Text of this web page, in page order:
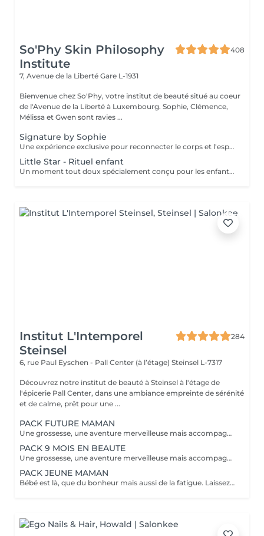
So'Phy Skin Philosophy
Institute
408
7, Avenue de la Liberté Gare L-1931
Bienvenue chez So'Phy, votre institut de beauté situé au coeur
de l'Avenue de la Liberté à Luxembourg. Sophie, Clémence,
Mélissa et Gwen sont ravies ...
Signature by Sophie
Une expérience exclusive pour reconnecter le corps et l'esprit. Ce soin signature débute par un bain de pieds chaud et délassant, invitant le corps à ralentir et à relâcher les premières tensions. Il se poursuit par un massage du dos profondément relaxant, conçu pour libérer les tensions musculaires, apaiser le système nerveux et installer un véritable lâcher-prise. L'expérience continue avec un soin du visage entièrement personnalisé, adapté aux besoins spécifiques de votre peau, afin de la nettoyer, l'hydrater et lui redonner confort et éclat. Au coeur de ce rituel se trouve le massage signature de Sophie, le KobiLift® : une gestuelle précise et enveloppante qui stimule, draine et raffermit la peau tout en illuminant le teint. Au-delà des résultats visibles, ce soin procure une profonde sensation d'équilibre, de légèreté et de renouveau. Un moment suspendu, où le temps ralentit, l'esprit s'apaise et le corps se sent pleinement pris en charge. Idéal pour celles et ceux qui recherchent une relaxation profonde, une peau lumineuse et une véritable parenthèse de reconnexion.
Little Star - Rituel enfant
Un moment tout doux spécialement conçu pour les enfants, afin de leur faire découvrir le plaisir de prendre soin d'eux dans un cadre rassurant et bienveillant. Vous choisissez la durée du soin (60 ou 90 minutes), et nous créons un rituel adapté à leur âge, à leurs envies et à leur sensibilité. L'expérience peut inclure différents soins tels qu'un mini soin du visage, un massage relaxant, une mini manucure ou pédicure, avec possibilité de pose de vernis. Chaque séance est pensée comme un moment ludique et apaisant, pour initier les plus jeunes au bien-être tout en douceur. Un instant de détente idéal pour leur offrir une première expérience en institut, dans le respect de leur rythme et de leurs besoins.
Institut L'Intemporel
Steinsel
284
6, rue Paul Eyschen - Pall Center (à l’étage) Steinsel L-7317
Découvrez notre institut de beauté à Steinsel à l'étage de
l'épicerie Pall Center, dans une ambiance empreinte de sérénité
et de calme, prêt pour une ...
PACK FUTURE MAMAN
Une grossesse, une aventure merveilleuse mais accompagnée bien souvent de fatigue, jambes lourdes, teint brouillé, morale up and down, alors pour vous soulager, nous avons créé nos packs. A commencer au second trimestre 6 massages prénatals ( à raison d'un /mois) 1 soin visage Bulle de douceur/ purifiant ou hydratant intense selon votre type de peau. ( avant l'arrivée de bébé et la maternité) 2 beautés des pieds, car à moins d'être une acrobate en fin de parcours nos pieds sont loin ;-) 1 crème spécial vergeture Clarins et 1 protection UV 50 pour éviter les tâches pigmentaires. Prix spécial de 920€ à la place de 1135€. A offrir ou à s'offrir.
PACK 9 MOIS EN BEAUTE
Une grossesse, une aventure merveilleuse mais accompagnée bien souvent de fatigue, jambes lourdes, teint brouillé, morale up and down, alors pour vous soulager, nous avons créé nos packs. A commencer au second trimestre 12 massages prénatal ( à raison de 2 /mois) 4 soins visage Bulle de douceur/ purifiant ou hydratant intense selon votre type de peau. ( à étaler selon vos envies ou toutes 6 semaines ) 3 beautés des pieds, car à moins d'être une acrobate en fin de parcours nos pieds sont loin ;-) 1 crème spécial vergetures Clarins, 1 huile tonic Clarins et 1 protection UV 50 Clarins pour éviter les tâches pigmentaires. Prix spécial de 1899€ à la place de 2415€. A offrir ou à s'offrir.
PACK JEUNE MAMAN
Bébé est là, que du bonheur mais aussi de la fatigue. Laissez papa s'occuper de la prunelle de vos yeux et venez passer du temps chez nous pour simplement vous détendre. - Soin visage hydratant (ou autre soin complet au choix dans nos classiques) - Massage détente aromatique - Manucure et beauté des pieds Reconnexion totale avec vous même grâce à ce moment privilégié.